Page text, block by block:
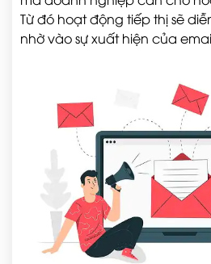
Từ đó hoạt động tiếp thị sẽ
nhờ vào sự xuất hiện của